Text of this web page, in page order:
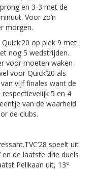
en 3-3 met de
Voor zo’n
morgen.
op plek 9 met
nog 5 wedstrijden.
voor moeten waken
voor Quick’20 als
van vijf finales want de
5 en 4
van de waarheid
de clubs.
speelt uit
en de laatste drie duels
Pelikaan uit, 13e